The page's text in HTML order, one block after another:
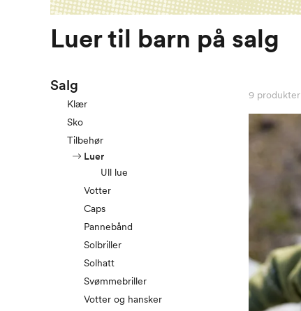
Luer til barn på salg
Salg
Klær
Sko
Tilbehør
Luer
Ull lue
Votter
Caps
Pannebånd
Solbriller
Solhatt
Svømmebriller
Votter og hansker
9 produkter